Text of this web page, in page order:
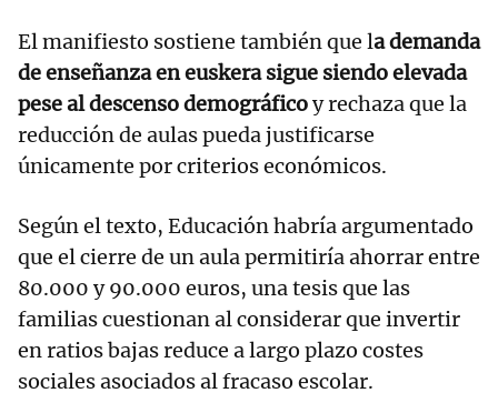
El manifiesto sostiene también que la demanda
de enseñanza en euskera sigue siendo elevada
pese al descenso demográficoy rechaza que la
reducción de aulas pueda justificarse
únicamente por criterios económicos.
Según el texto, Educación habría argumentado
que el cierre de un aula permitiría ahorrar entre
80.000 y 90.000 euros, una tesis que las
familias cuestionan al considerar que invertir
en ratios bajas reduce a largo plazo costes
sociales asociados al fracaso escolar.